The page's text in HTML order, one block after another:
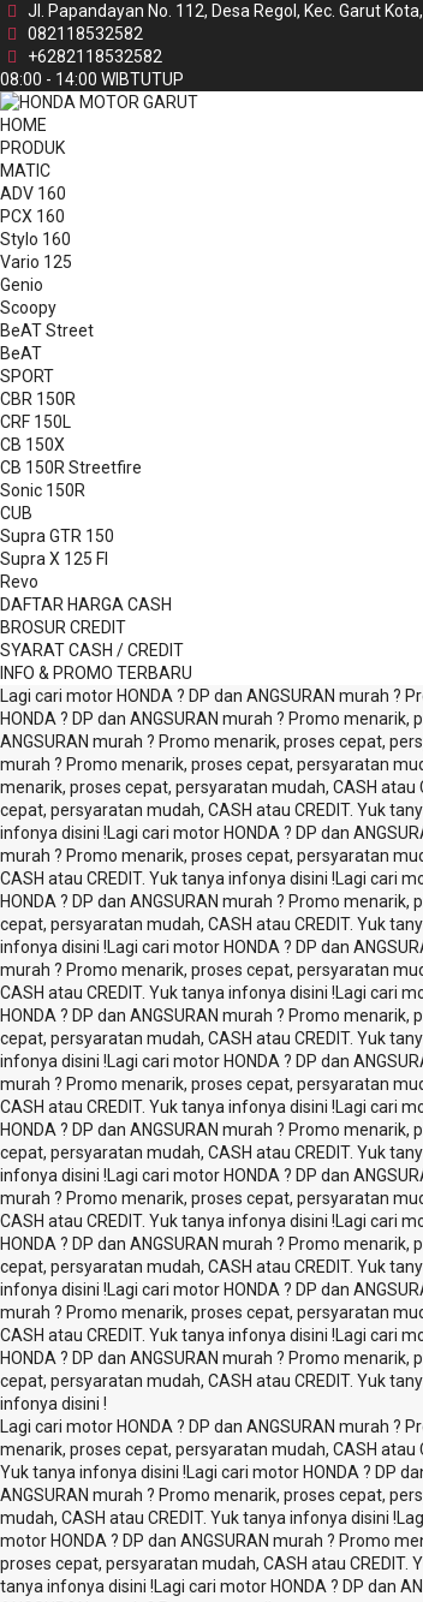
Jl. Papandayan No. 112, Desa Regol, Kec. Garut
082118532582
+6282118532582
08:00 - 14:00 WIBTUTUP
HOME
PRODUK
MATIC
ADV 160
PCX 160
Stylo 160
Vario 125
Genio
Scoopy
BeAT Street
BeAT
SPORT
CBR 150R
CRF 150L
CB 150X
CB 150R Streetfire
Sonic 150R
CUB
Supra GTR 150
Supra X 125 FI
Revo
DAFTAR HARGA CASH
BROSUR CREDIT
SYARAT CASH / CREDIT
INFO & PROMO TERBARU
Lagi cari motor HONDA ? DP dan ANGSURAN murah
HONDA ? DP dan ANGSURAN murah ? Promo
ANGSURAN murah ? Promo menarik, proses cepat,
murah ? Promo menarik, proses cepat, persyaratan
menarik, proses cepat, persyaratan mudah, CASH atau
cepat, persyaratan mudah, CASH atau CREDIT. Yuk
infonya disini ! Lagi cari motor HONDA ? DP dan
murah ? Promo menarik, proses cepat, persyaratan
CASH atau CREDIT. Yuk tanya infonya disini ! Lagi cari
HONDA ? DP dan ANGSURAN murah ? Promo
cepat, persyaratan mudah, CASH atau CREDIT. Yuk
infonya disini ! Lagi cari motor HONDA ? DP dan
murah ? Promo menarik, proses cepat, persyaratan
CASH atau CREDIT. Yuk tanya infonya disini ! Lagi cari
HONDA ? DP dan ANGSURAN murah ? Promo
cepat, persyaratan mudah, CASH atau CREDIT. Yuk
infonya disini ! Lagi cari motor HONDA ? DP dan
murah ? Promo menarik, proses cepat, persyaratan
CASH atau CREDIT. Yuk tanya infonya disini ! Lagi cari
HONDA ? DP dan ANGSURAN murah ? Promo
cepat, persyaratan mudah, CASH atau CREDIT. Yuk
infonya disini ! Lagi cari motor HONDA ? DP dan
murah ? Promo menarik, proses cepat, persyaratan
CASH atau CREDIT. Yuk tanya infonya disini ! Lagi cari
HONDA ? DP dan ANGSURAN murah ? Promo
cepat, persyaratan mudah, CASH atau CREDIT. Yuk
infonya disini ! Lagi cari motor HONDA ? DP dan
murah ? Promo menarik, proses cepat, persyaratan
CASH atau CREDIT. Yuk tanya infonya disini ! Lagi cari
HONDA ? DP dan ANGSURAN murah ? Promo
cepat, persyaratan mudah, CASH atau CREDIT. Yuk
infonya disini !
Lagi cari motor HONDA ? DP dan ANGSURAN murah
menarik, proses cepat, persyaratan mudah, CASH atau
Yuk tanya infonya disini ! Lagi cari motor HONDA ? DP
ANGSURAN murah ? Promo menarik, proses cepat,
mudah, CASH atau CREDIT. Yuk tanya infonya disini !
motor HONDA ? DP dan ANGSURAN murah ? Promo
proses cepat, persyaratan mudah, CASH atau CREDIT.
tanya infonya disini ! Lagi cari motor HONDA ? DP dan